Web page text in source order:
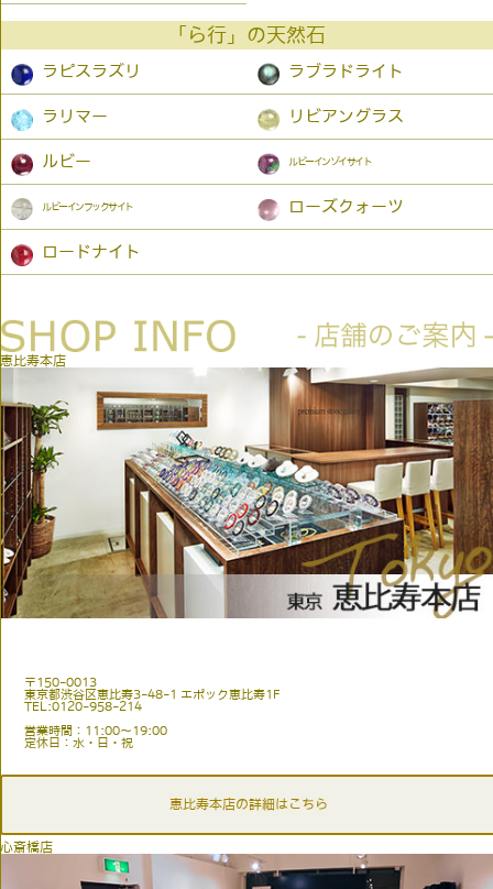
「ら行」の天然石
ラピスラズリ ラブラドライト
ラリマー リビアングラス
ルビー ルビーインゾイサイト
ルビーインフックサイト ローズクォーツ
ロードナイト
恵比寿本店
〒150-0013
東京都渋谷区恵比寿3-48-1 エポック恵比寿1F
TEL:0120-958-214
営業時間：11:00〜19:00
定休日：水・日・祝
恵比寿本店の詳細はこちら
心斎橋店